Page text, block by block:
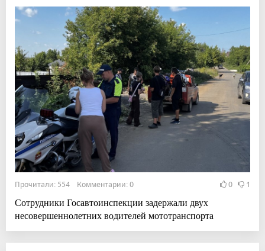
Прочитали: 554 Комментарии: 0 0 1
Сотрудники Госавтоинспекции задержали двух
несовершеннолетних водителей мототранспорта